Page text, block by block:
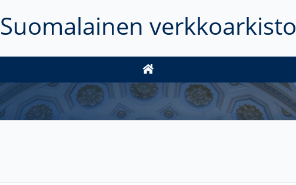
Suomalainen verkkoarkisto